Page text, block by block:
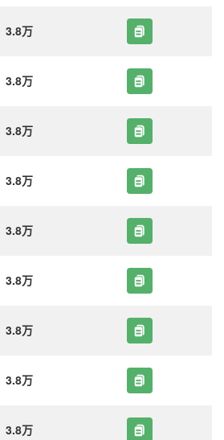
3.8万
3.8万
3.8万
3.8万
3.8万
3.8万
3.8万
3.8万
3.8万